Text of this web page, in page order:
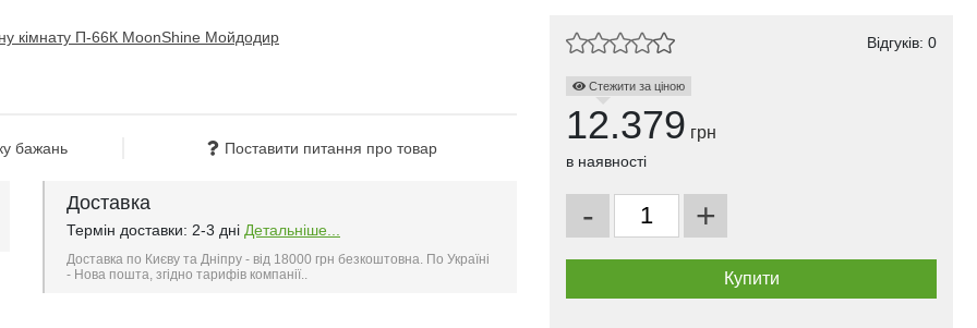
бажань Поставити питання про товар
Доставка
Термін доставки: 2-3 дні Детальніше...
Доставка по Києву та Дніпру - від 18000 грн безкоштовна. По Україні
- Нова пошта, згідно тарифів компанії..
Відгуків: 0
Стежити за ціною
12.379 грн
в наявності
- +